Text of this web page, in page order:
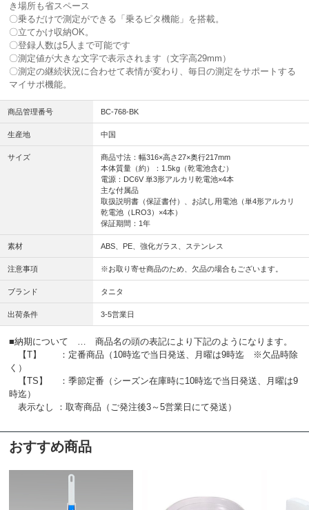
き場所も省スペース
〇乗るだけで測定ができる「乗るピタ機能」を搭載。
〇立てかけ収納OK。
〇登録人数は5人まで可能です
〇測定値が大きな文字で表示されます（文字高29mm）
〇測定の継続状況に合わせて表情が変わり、毎日の測定をサポートする
マイサポ機能。
商品管理番号 BC-768-BK
生産地 中国
サイズ
商品寸法：幅316×高さ27×奥行217mm
本体質量（約）：1.5kg（乾電池含む）
電源：DC6V 単3形アルカリ乾電池×4本
主な付属品
取扱説明書（保証書付）、お試し用電池（単4形アルカリ
乾電池（LRO3）×4本）
保証期間：1年
素材 ABS、PE、強化ガラス、ステンレス
注意事項 ※お取り寄せ商品のため、欠品の場合もございます。
ブランド タニタ
出荷条件 3-5営業日
■納期について … 商品名の頭の表記により下記のようになります。
【T】 ：定番商品（10時迄で当日発送、月曜は9時迄 ※欠品時除
く）
【TS】 ：季節定番（シーズン在庫時に10時迄で当日発送、月曜は9
時迄）
表示なし ：取寄商品（ご発注後3～5営業日にて発送）
おすすめ商品